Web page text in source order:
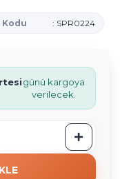
Kodu : SPR0224
günü kargoya
verilecek.